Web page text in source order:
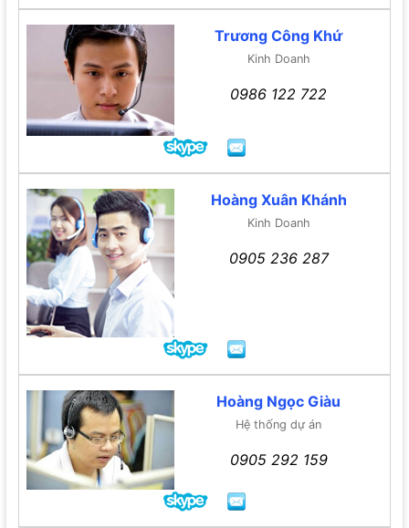
Trương Công Khứ
Kinh Doanh
0986 122 722
Hoàng Xuân Khánh
Kinh Doanh
0905 236 287
Hoàng Ngọc Giàu
Hệ thống dự án
0905 292 159